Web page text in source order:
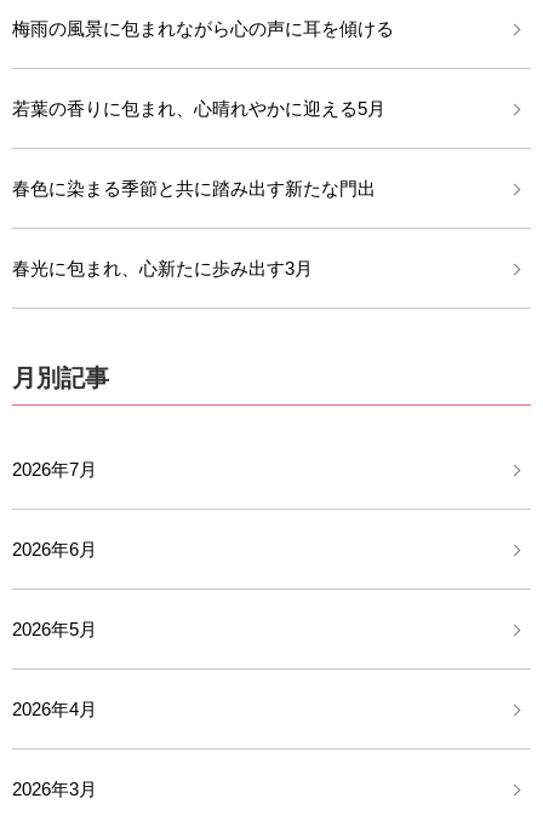
梅雨の風景に包まれながら心の声に耳を傾ける
若葉の香りに包まれ、心晴れやかに迎える5月
春色に染まる季節と共に踏み出す新たな門出
春光に包まれ、心新たに歩み出す3月
月別記事
2026年7月
2026年6月
2026年5月
2026年4月
2026年3月